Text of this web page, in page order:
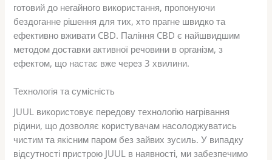
готовий до негайного використання, пропонуючи
бездоганне рішення для тих, хто прагне швидко та
ефективно вживати CBD. Паління CBD є найшвидшим
методом доставки активної речовини в організм, з
ефектом, що настає вже через 3 хвилини.
Технологія та сумісність
JUUL використовує передову технологію нагрівання
рідини, що дозволяє користувачам насолоджуватись
чистим та якісним паром без зайвих зусиль. У випадку
відсутності пристрою JUUL в наявності, ми забезпечимо